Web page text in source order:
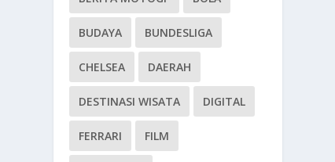
BUDAYA BUNDESLIGA
CHELSEA DAERAH
DESTINASI WISATA DIGITAL
FERRARI FILM